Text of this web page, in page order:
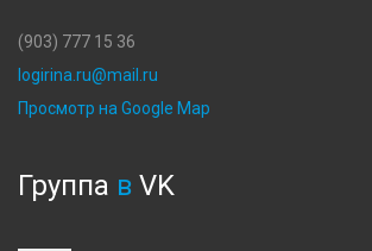
(903) 777 15 36
logirina.ru@mail.ru
Просмотр на Google Map
Группа в VK